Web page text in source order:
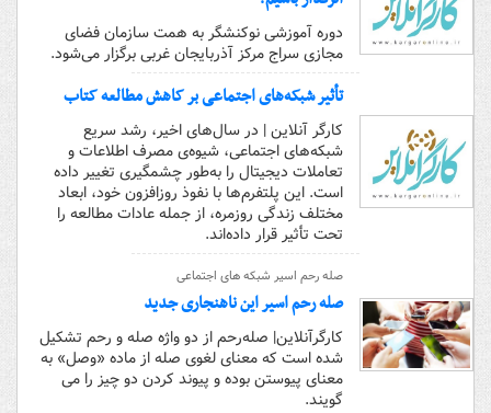
دوره آموزشی نوکنشگر به همت سازمان فضای
مجازی سراج مرکز آذربایجان غربی برگزار می‌شود.
تأثیر شبکه‌های اجتماعی بر کاهش مطالعه کتاب
کارگر آنلاین | در سال‌های اخیر، رشد سریع
شبکه‌های اجتماعی، شیوه‌ی مصرف اطلاعات و
تعاملات دیجیتال را به‌طور چشمگیری تغییر داده
است. این پلتفرم‌ها با نفوذ روزافزون خود، ابعاد
مختلف زندگی روزمره، از جمله عادات مطالعه را
تحت تأثیر قرار داده‌اند.
صله رحم اسیر شبکه های اجتماعی
صله رحم اسیر این ناهنجاری جدید
کارگرآنلاین| صله­‌رحم از دو واژه صله و رحم تشکیل
شده است که معنای لغوی صله از ماده «وصل» به
معنای پیوستن بوده و پیوند کردن دو چیز را می­‌
گویند.